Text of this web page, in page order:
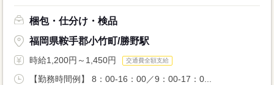
梱包・仕分け・検品
福岡県鞍手郡小竹町/勝野駅
時給1,200円～1,450円 交通費全額支給
【勤務時間例】 8：00-16：00／9：00-17：0...